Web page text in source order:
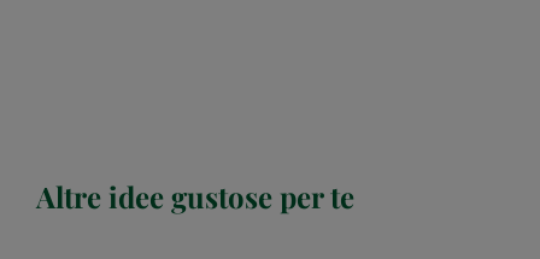
Altre idee gustose per te